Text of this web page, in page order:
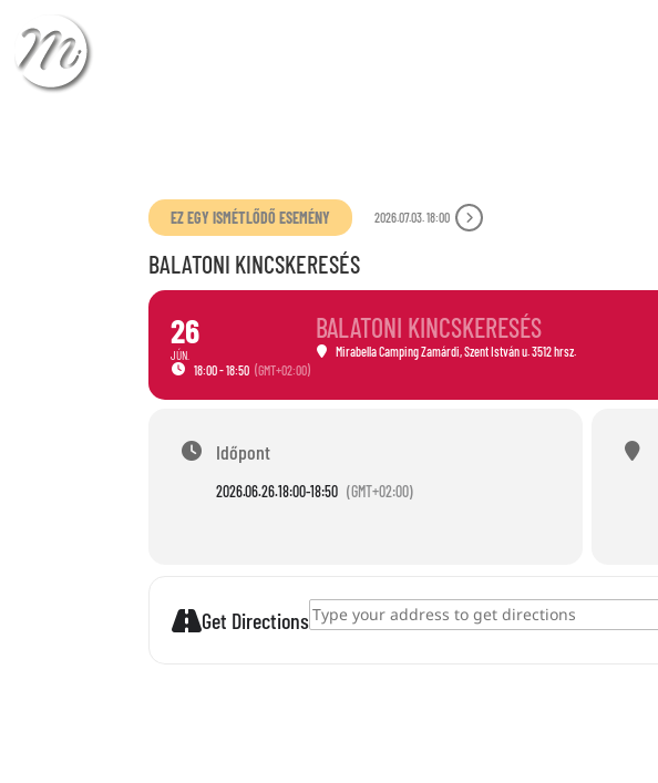
EZ EGY ISMÉTLŐDŐ ESEMÉNY 2026.07.03. 18:00
BALATONI KINCSKERESÉS
26
JÚN.
18:00 - 18:50 (GMT+02:00)
BALATONI KINCSKERESÉS
Mirabella Camping Zamárdi , Szent István u. 3512 hrsz.
Időpont
2026.06.26.18:00-18:50 (GMT+02:00)
Get DirectionsAddress - Balatoni kincskeresés []